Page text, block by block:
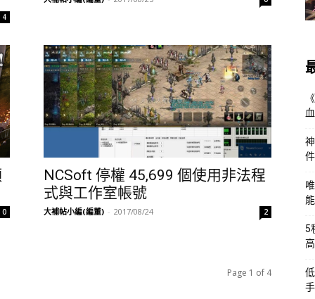
4
0
NCSoft 停權 45,699 個使用非法程
式與工作室帳號
大補帖小編(編董) - 2017/08/24 2
Page 1 of 4
5